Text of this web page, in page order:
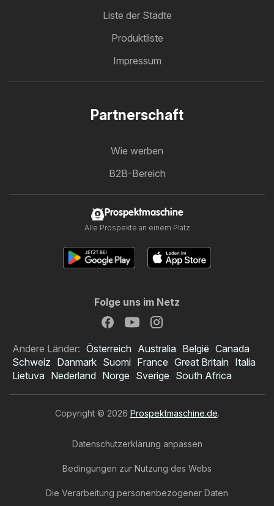
Liste der Städte
Produktliste
Impressum
Partnerschaft
Wie werben
B2B-Bereich
Prospektmaschine
Alle Prospekte an einem Platz
Folge uns im Netz
Andere Länder: Österreich Australia België Canada
Schweiz Danmark Suomi France Great Britain Italia
Lietuva Nederland Norge Sverige South Africa
Copyright © 2026 Prospektmaschine.de.
Datenschutzerklärung anpassen
Bedingungen zur Nutzung des Webs
Die Verarbeitung personenbezogener Daten